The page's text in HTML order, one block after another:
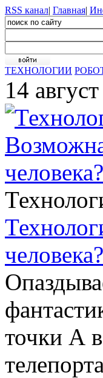
RSS канал| Главная|
ТЕХНОЛОГИИ
14
человека?
точки А